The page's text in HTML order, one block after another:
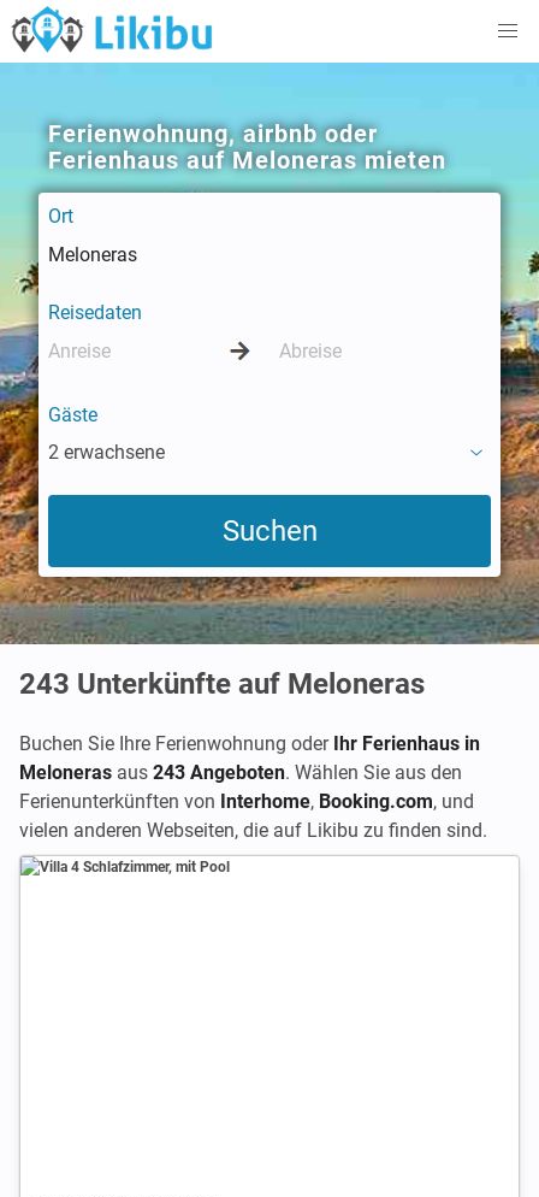
Ferienwohnung, airbnb oder
Ferienhaus auf Meloneras mieten
Ort
Reisedaten
Gäste
2 erwachsene
243 Unterkünfte auf Meloneras
Buchen Sie Ihre Ferienwohnung oder Ihr Ferienhaus in
Meloneras aus 243 Angeboten. Wählen Sie aus den
Ferienunterkünften von Interhome, Booking.com, und
vielen anderen Webseiten, die auf Likibu zu finden sind.